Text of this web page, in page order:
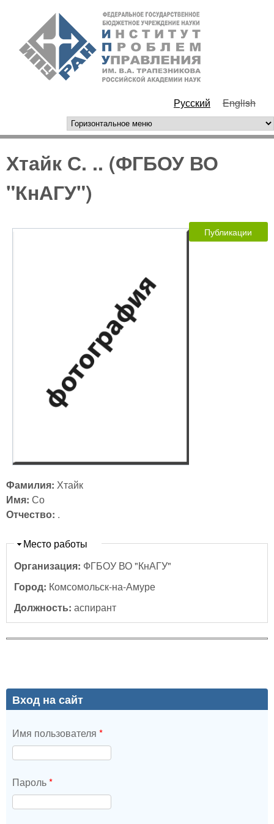
Перейти к основному
содержанию
РАН
Русский English
горизонтальное меню
Хтайк С. .. (ФГБОУ ВО
"КнАГУ")
Публикации
Фамилия: Хтайк
Имя: Со
Отчество: .
Скрыть
Место работы
Организация: ФГБОУ ВО "КнАГУ"
Город: Комсомольск-на-Амуре
Должность: аспирант
Вход на сайт
Имя пользователя *
Пароль*